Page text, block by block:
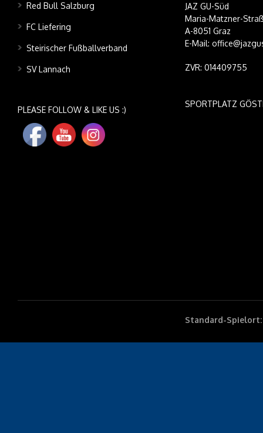
Red Bull Salzburg
FC Liefering
Steirischer Fußballverband
SV Lannach
PLEASE FOLLOW & LIKE US :)
JAZ GU-Süd
Maria-Matzner-
A-8051 Graz
E-Mail:
ZVR: 014409755
SPORTPLATZ
Standard-Spielort: